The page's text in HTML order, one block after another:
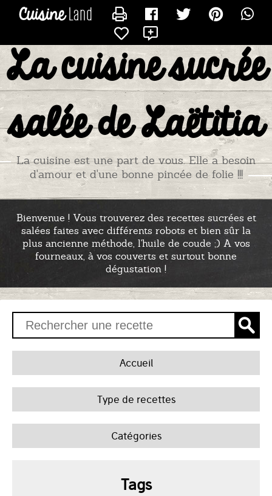
La cuisine sucrée
salée de Laëtitia
La cuisine est une part de vous. Elle a besoin
d'amour et d'une bonne pincée de folie !!!
Bienvenue ! Vous trouverez des recettes sucrées et
salées faites avec différents robots et bien sûr la
plus ancienne méthode, l'huile de coude ;) A vos
fourneaux, à vos couverts et surtout bonne
dégustation !
Accueil
Type de recettes
Catégories
Tags
CONTACTER TITIADU25